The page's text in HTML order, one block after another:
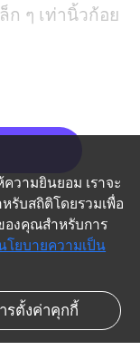
วามยินยอม เราจะ
รับสถิติโดยรวมเพื่อ
องคุณสำหรับการ
โยบายความเป็น
รตั้งค่าคุกกี้
ก ๆ เท่านิ้วก้อย
นครั้งแรกที่ฉัน
ค่อยหลับ ทั้ง
อย ๆ ตัวก็แล้ว
อนได้ยินเสียง